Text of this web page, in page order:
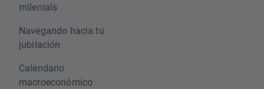
milenials
Navegando hacia tu
jubilación
Calendario
macroeconómico